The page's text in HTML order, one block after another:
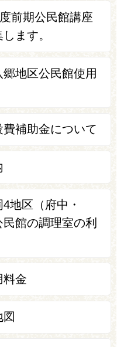
前期公民館講座
ます。
地区公民館使用
補助金について
地区（府中・
館の調理室の利
料金